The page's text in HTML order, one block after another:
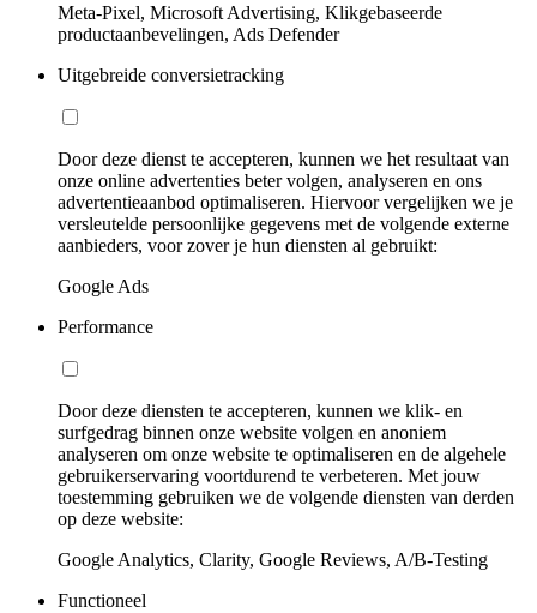
Meta-Pixel, Microsoft Advertising, Klikgebaseerde
productaanbevelingen, Ads Defender
Uitgebreide conversietracking
Door deze dienst te accepteren, kunnen we het resultaat van
onze online advertenties beter volgen, analyseren en ons
advertentieaanbod optimaliseren. Hiervoor vergelijken we je
versleutelde persoonlijke gegevens met de volgende externe
aanbieders, voor zover je hun diensten al gebruikt:
Google Ads
Performance
Door deze diensten te accepteren, kunnen we klik- en
surfgedrag binnen onze website volgen en anoniem
analyseren om onze website te optimaliseren en de algehele
gebruikerservaring voortdurend te verbeteren. Met jouw
toestemming gebruiken we de volgende diensten van derden
op deze website:
Google Analytics, Clarity, Google Reviews, A/B-Testing
Functioneel